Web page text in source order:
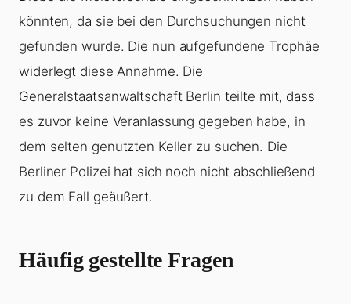
könnten, da sie bei den Durchsuchungen nicht
gefunden wurde. Die nun aufgefundene Trophäe
widerlegt diese Annahme. Die
Generalstaatsanwaltschaft Berlin teilte mit, dass
es zuvor keine Veranlassung gegeben habe, in
dem selten genutzten Keller zu suchen. Die
Berliner Polizei hat sich noch nicht abschließend
zu dem Fall geäußert.
Häufig gestellte Fragen